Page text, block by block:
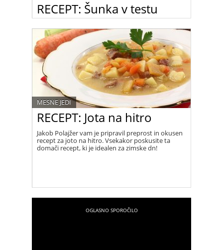
RECEPT: Šunka v testu
različnih praznovanjih. Jo znate pripraviti po
tradicionalnem srbskem receptu?
RECEPT: Jota na hitro
MESNE JEDI
Jakob Polajžer vam je pripravil preprost in okusen
recept za joto na hitro. Vsekakor poskusite ta
domači recept, ki je idealen za zimske dn!